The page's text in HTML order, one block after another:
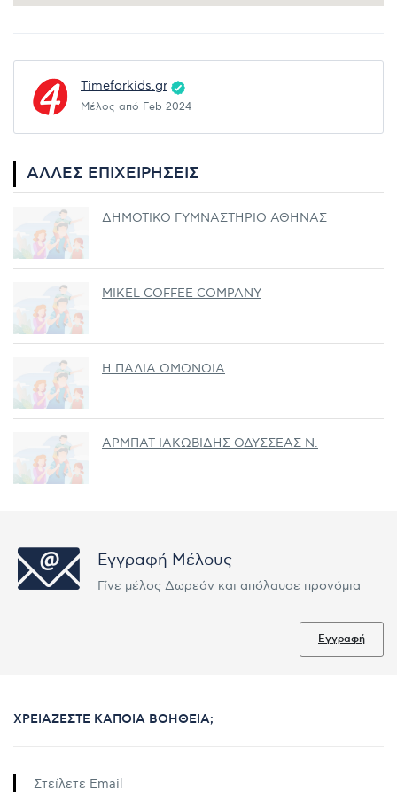
Timeforkids.gr
Μέλος από Feb 2024
ΆΛΛΕΣ ΕΠΙΧΕΙΡΉΣΕΙΣ
ΔΗΜΟΤΙΚΟ ΓΥΜΝΑΣΤΗΡΙΟ ΑΘΗΝΑΣ
MIKEL COFFEE COMPANY
Η ΠΑΛΙΑ ΟΜΟΝΟΙΑ
ΑΡΜΠΑΤ ΙΑΚΩΒΙΔΗΣ ΟΔΥΣΣΕΑΣ Ν.
Εγγραφή Μέλους
Γίνε μέλος Δωρεάν και απόλαυσε προνόμια
Εγγραφή
ΧΡΕΙΆΖΕΣΤΕ ΚΆΠΟΙΑ ΒΟΉΘΕΙΑ;
Στείλετε Email